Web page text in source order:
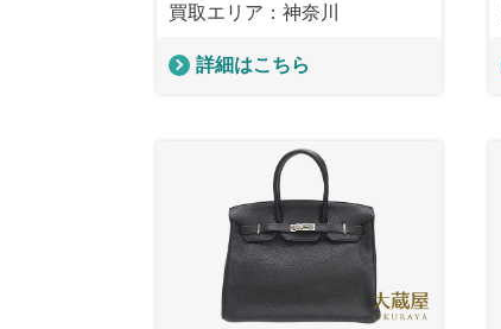
買取エリア：神奈川
詳細はこちら